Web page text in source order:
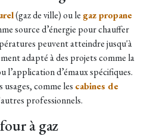
(gaz de ville) ou le gaz propane
source d’énergie pour chauffer
peuvent atteindre jusqu'à
adapté à des projets comme la
l’application d’émaux spécifiques.
comme les cabines de
professionnels.
à gaz